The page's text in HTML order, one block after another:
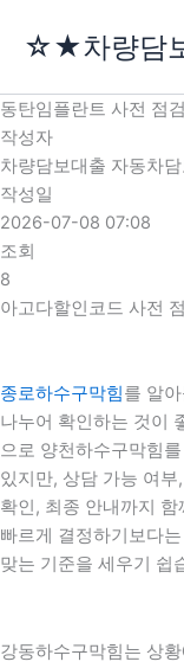
로
건
너
뛰
기
☆★차량담
동탄임플란트 사전 점
작성자
차량담보대출 자동차
작성일
2026-07-08 07:08
조회
8
아고다할인코드 사전
종로하수구막힘를 알
나누어 확인하는 것이
으로 양천하수구막힘
있지만, 상담 가능 여
확인, 최종 안내까지
빠르게 결정하기보다
맞는 기준을 세우기 쉽
강동하수구막힘는 상